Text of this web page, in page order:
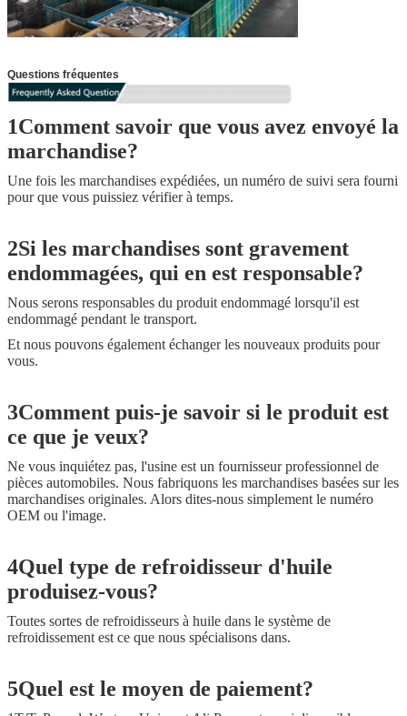
Questions fréquentes
1Comment savoir que vous avez envoyé la
marchandise?
Une fois les marchandises expédiées, un numéro de suivi sera fourni
pour que vous puissiez vérifier à temps.
2Si les marchandises sont gravement
endommagées, qui en est responsable?
Nous serons responsables du produit endommagé lorsqu'il est
endommagé pendant le transport.
Et nous pouvons également échanger les nouveaux produits pour
vous.
3Comment puis-je savoir si le produit est
ce que je veux?
Ne vous inquiétez pas, l'usine est un fournisseur professionnel de
pièces automobiles. Nous fabriquons les marchandises basées sur les
marchandises originales. Alors dites-nous simplement le numéro
OEM ou l'image.
4Quel type de refroidisseur d'huile
produisez-vous?
Toutes sortes de refroidisseurs à huile dans le système de
refroidissement est ce que nous spécialisons dans.
5Quel est le moyen de paiement?